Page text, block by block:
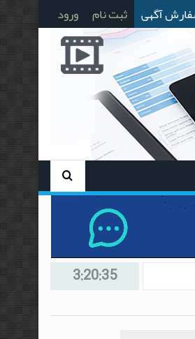
آگهی ثبت نام ورود
3:20:35